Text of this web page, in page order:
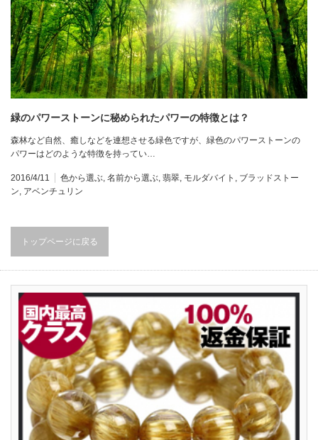
緑のパワーストーンに秘められたパワーの特徴とは？
森林など自然、癒しなどを連想させる緑色ですが、緑色のパワーストーンの
パワーはどのような特徴を持ってい…
2016/4/11 色から選ぶ 名前から選ぶ 翡翠 モルダバイト
ブラッドストー
ン アベンチュリン
トップページに戻る